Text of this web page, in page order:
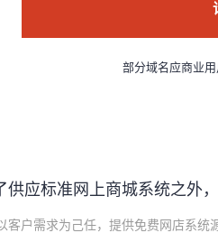
部分域名应商业
供应标准网上商城系统之外
客户需求为己任，提供免费网店系